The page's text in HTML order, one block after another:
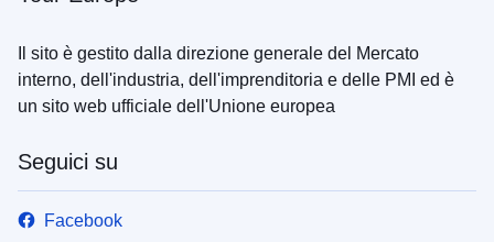
Il sito è gestito dalla direzione generale del Mercato
interno, dell'industria, dell'imprenditoria e delle PMI ed è
un sito web ufficiale dell'Unione europea
Seguici su
Facebook